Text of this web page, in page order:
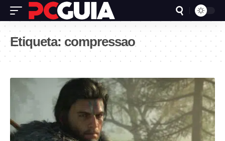
Etiqueta: compressao